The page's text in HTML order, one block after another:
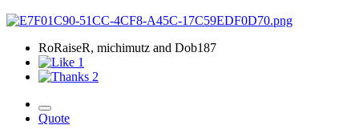
RoRaiseR, michimutz and Dob187
1
2
Quote